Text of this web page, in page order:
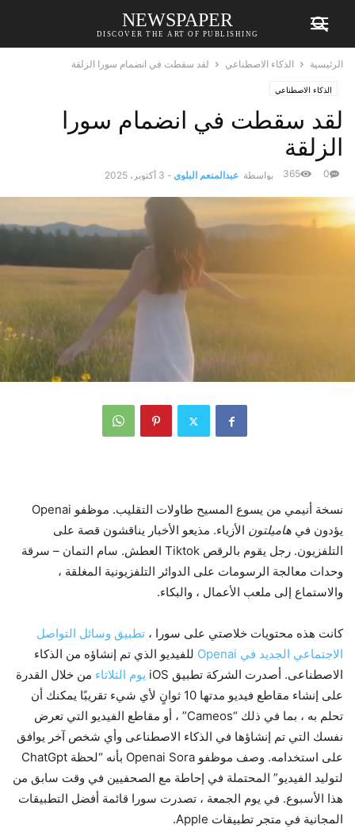
NEWSPAPER
DISCOVER THE ART OF PUBLISHING
الرئيسية الذكاء الاصطناعي لقد سقطت في انضمام سورا الزلقة
الذكاء الاصطناعي
لقد سقطت في انضمام سورا
الزلقة
بواسطة عبدالمنعم البلوي - 3 أكتوبر، 2025 0
365
نسخة أنيمي من يسوع المسيح طاولات التقليب. موظفو Openai
يؤدون في هاميلتون الأزياء. مذيعو الأخبار يناقشون قصة على
التلفزيون. رجل يقوم بالرقص Tiktok العطش. سام التمان – سرقة
وحدات معالجة الرسومات على الدوائر التلفزيونية المغلقة ،
والاستماع إلى ملعب الأعمال ، والبكاء.
كانت هذه محتويات خلاصتي على سورا ، تطبيق وسائل التواصل
الاجتماعي الجديد في Openai
للفيديو الذي تم إنشاؤه من الذكاء
الاصطناعى. أصدرت الشركة تطبيق iOS
يوم الثلاثاء من خلال القدرة
على إنشاء مقاطع فيديو مدتها 10 ثوانٍ لأي شيء تقريبًا يمكنك أن
تحلم به ، بما في ذلك “Cameos” ، أو مقاطع الفيديو التي تعرض
نفسك التي تم إنشاؤها في الذكاء الاصطناعى وأي شخص آخر يوافق
على استخدامه. وصف موظفو Openai Sora بأنه “لحظة ChatGpt
لتوليد الفيديو” المحتملة في إحاطة مع الصحفيين في وقت سابق من
هذا الأسبوع. في يوم الجمعة ، تصدرت سورا قائمة أفضل التطبيقات
المجانية في متجر تطبيقات Apple.